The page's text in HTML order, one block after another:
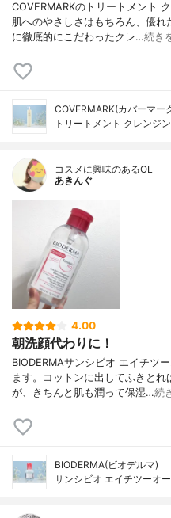
COVERMARKのトリートメント
肌へのやさしさはもちろん、優
に徹底的にこだわったクレ…続き
COVERMARK(カバーマー
トリートメント クレンジ
コスメに興味のあるOL
あきんぐ
4.00
朝洗顔代わりに！
BIODERMAサンシビオ エイチツ
ます。コットンに出してふきと
が、きちんと肌も潤って保湿…続
BIODERMA(ビオデルマ)
サンシビオ エイチツーオ